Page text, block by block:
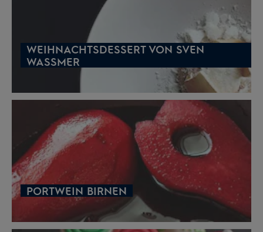
WEIHNACHTSDESSERT VON SVEN
WASSMER
PORTWEIN BIRNEN